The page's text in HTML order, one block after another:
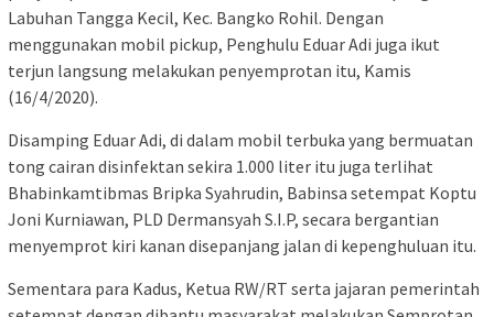
Labuhan Tangga Kecil, Kec. Bangko Rohil. Dengan
menggunakan mobil pickup, Penghulu Eduar Adi juga ikut
terjun langsung melakukan penyemprotan itu, Kamis
(16/4/2020).
Disamping Eduar Adi, di dalam mobil terbuka yang bermuatan
tong cairan disinfektan sekira 1.000 liter itu juga terlihat
Bhabinkamtibmas Bripka Syahrudin, Babinsa setempat Koptu
Joni Kurniawan, PLD Dermansyah S.I.P, secara bergantian
menyemprot kiri kanan disepanjang jalan di kepenghuluan itu.
Sementara para Kadus, Ketua RW/RT serta jajaran pemerintah